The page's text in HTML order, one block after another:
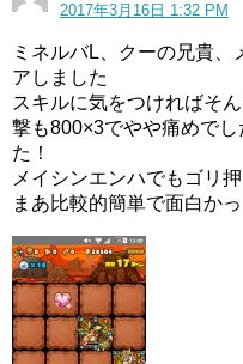
2017年3月16日 1:32 PM
ミネルバL、クーの兄貴、
アしました
スキルに気をつければそ
撃も800×3でやや痛めで
た！
メイシンエンハでもゴリ
まあ比較的簡単で面白か